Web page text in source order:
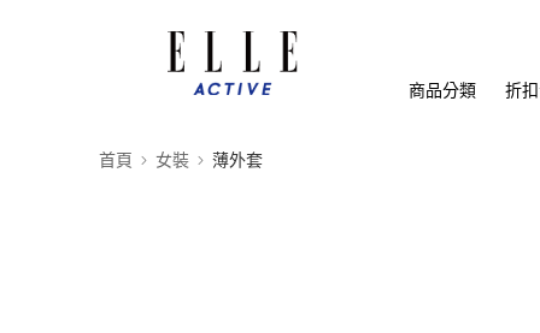
商品分類 折
首頁 女裝 薄外套